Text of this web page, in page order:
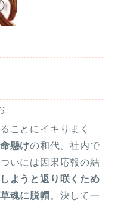
ことにイキりまく
懸けの和代。社内で
いには因果応報の結
ようと返り咲くため
魂に脱帽。決して一